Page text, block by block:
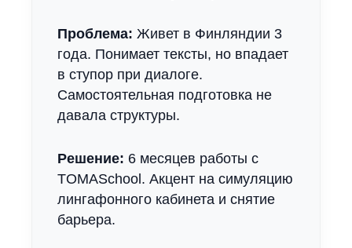
Проблема: Живет в Финляндии 3
года. Понимает тексты, но впадает
в ступор при диалоге.
Самостоятельная подготовка не
давала структуры.
Решение: 6 месяцев работы с
TOMASchool. Акцент на симуляцию
лингафонного кабинета и снятие
барьера.